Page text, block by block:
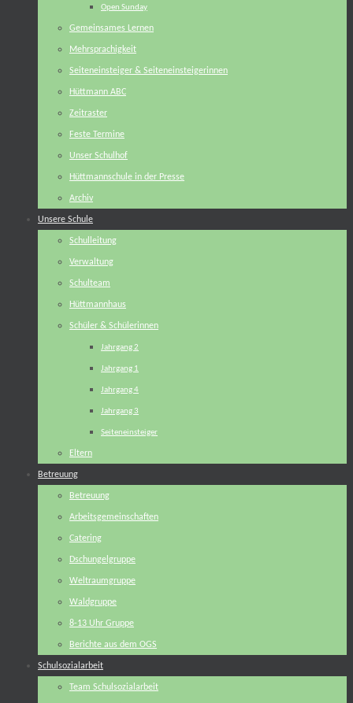
Open Sunday
Gemeinsames Lernen
Mehrsprachigkeit
Seiteneinsteiger & Seiteneinsteigerinnen
Hüttmann ABC
Zeitraster
Feste Termine
Unser Schulhof
Hüttmannschule in der Presse
Archiv
Unsere Schule
Schulleitung
Verwaltung
Schulteam
Hüttmannhaus
Schüler & Schülerinnen
Jahrgang 2
Jahrgang 1
Jahrgang 4
Jahrgang 3
Seiteneinsteiger
Eltern
Betreuung
Betreuung
Arbeitsgemeinschaften
Catering
Dschungelgruppe
Weltraumgruppe
Waldgruppe
8-13 Uhr Gruppe
Berichte aus dem OGS
Schulsozialarbeit
Team Schulsozialarbeit